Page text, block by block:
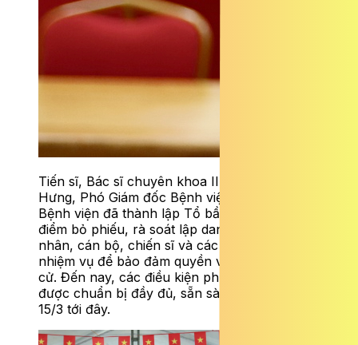
Tiến sĩ, Bác sĩ chuyên khoa II Nguyễn Thái
Hưng, Phó Giám đốc Bệnh viện 19-8 cho biết,
Bệnh viện đã thành lập Tổ bầu cử, tổ chức
điểm bỏ phiếu, rà soát lập danh sách bệnh
nhân, cán bộ, chiến sĩ và các lực lượng làm
nhiệm vụ để bảo đảm quyền và nghĩa vụ bầu
cử. Đến nay, các điều kiện phục vụ bầu cử đã
được chuẩn bị đầy đủ, sẵn sàng cho ngày
15/3 tới đây.